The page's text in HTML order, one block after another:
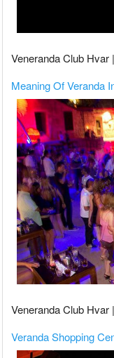
Veneranda Club
Meaning Of Veranda
Veneranda Club
Veranda Shopping